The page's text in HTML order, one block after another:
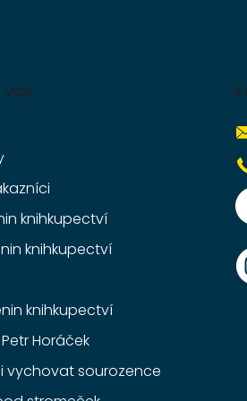
knihkupectví
knihkupectví
knihkupectví
Horáček
vychovat sourozence